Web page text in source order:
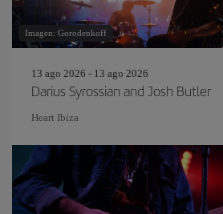
Imagen: Gorodenkoff
13 ago 2026 - 13 ago 2026
Darius Syrossian and Josh Butler
Heart Ibiza